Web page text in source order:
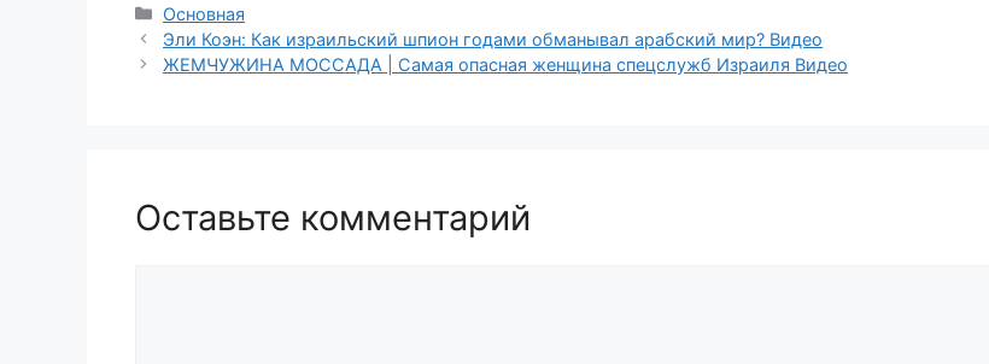
Рубрики
Основная
Эли Коэн: Как израильский шпион годами обманывал арабский мир? Видео
ЖЕМЧУЖИНА МОССАДА | Самая опасная женщина спецслужб Израиля Видео
Оставьте комментарий